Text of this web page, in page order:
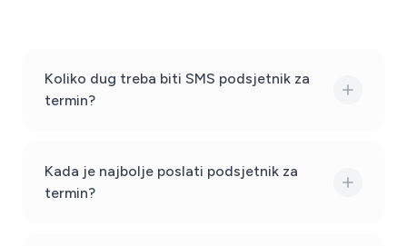
Koliko dug treba biti SMS podsjetnik za
termin?
Kada je najbolje poslati podsjetnik za
termin?